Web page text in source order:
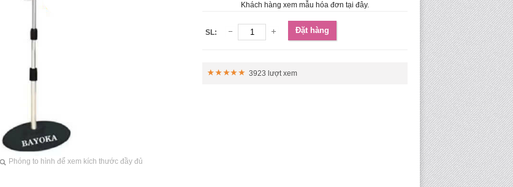
Phóng to hình để xem kích thước đầy đủ
Khách hàng xem mẫu hóa đơn tại đây.
SL: Đặt hàng
3923 lượt xem